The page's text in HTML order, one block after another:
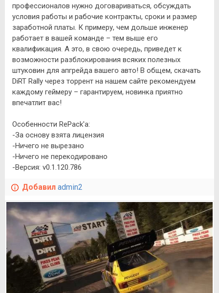
профессионалов нужно договариваться, обсуждать
условия работы и рабочие контракты, сроки и размер
заработной платы. К примеру, чем дольше инженер
работает в вашей команде – тем выше его
квалификация. А это, в свою очередь, приведет к
возможности разблокирования всяких полезных
штуковин для апгрейда вашего авто! В общем, скачать
DiRT Rally через торрент на нашем сайте рекомендуем
каждому геймеру – гарантируем, новинка приятно
впечатлит вас!
Особенности RePack'a:
-За основу взята лицензия
-Ничего не вырезано
-Ничего не перекодировано
-Версия: v0.1.120.786
Добавил admin2